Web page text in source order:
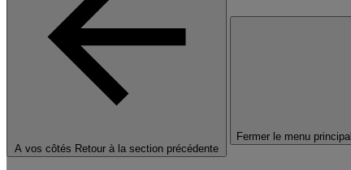
A vos côtés Retour à la section précédente
Fermer le menu principal